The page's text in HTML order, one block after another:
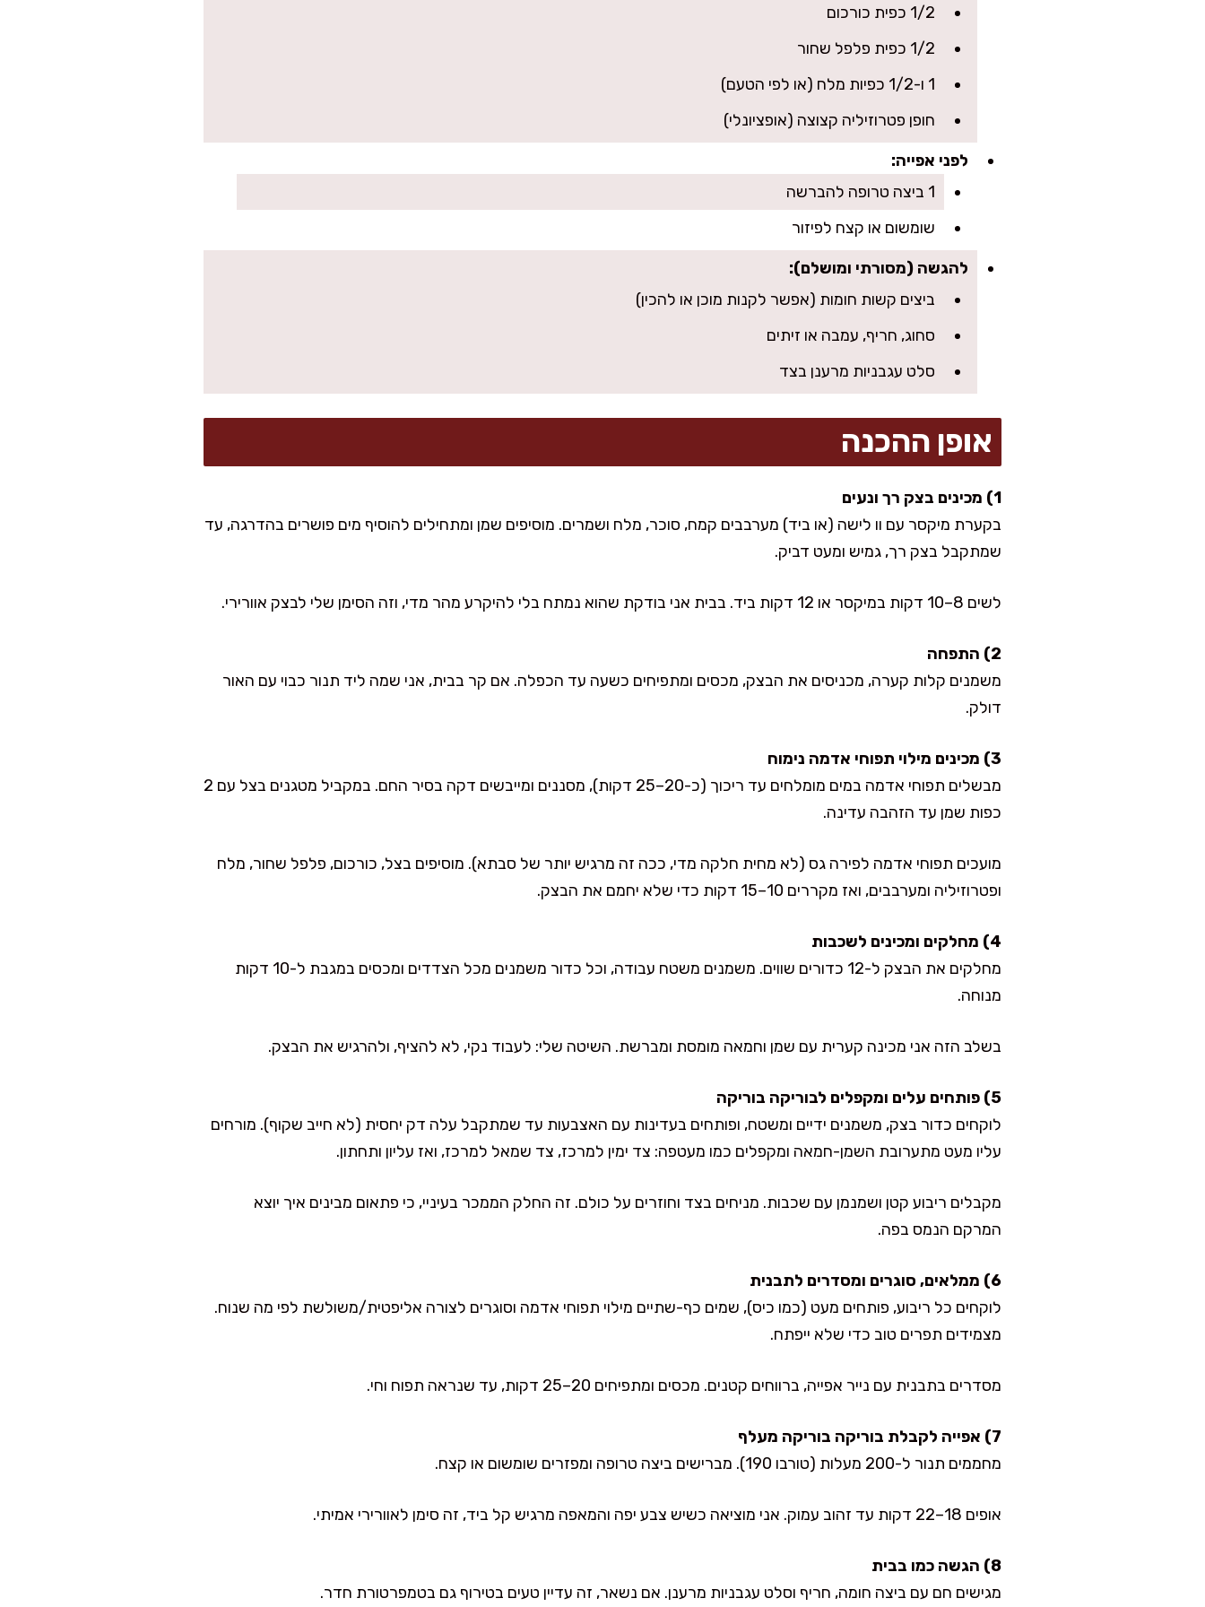
1/2 כפית כורכום
1/2 כפית פלפל שחור
1 ו-1/2 כפיות מלח (או לפי הטעם)
חופן פטרוזיליה קצוצה (אופציונלי)
לפני אפייה:
1 ביצה טרופה להברשה
שומשום או קצח לפיזור
להגשה (מסורתי ומושלם):
ביצים קשות חומות (אפשר לקנות מוכן או להכין)
סחוג, חריף, עמבה או זיתים
סלט עגבניות מרענן בצד
אופן ההכנה
1) מכינים בצק רך ונעים
בקערת מיקסר עם וו לישה (או ביד) מערבבים קמח, סוכר, מלח ושמרים. מוסיפים שמן ומתחילים להוסיף מים פושרים בהדרגה, עד
שמתקבל בצק רך, גמיש ומעט דביק.
לשים 8–10 דקות במיקסר או 12 דקות ביד. בבית אני בודקת שהוא נמתח בלי להיקרע מהר מדי, וזה הסימן שלי לבצק אוורירי.
2) התפחה
משמנים קלות קערה, מכניסים את הבצק, מכסים ומתפיחים כשעה עד הכפלה. אם קר בבית, אני שמה ליד תנור כבוי עם האור
דולק.
3) מכינים מילוי תפוחי אדמה נימוח
מבשלים תפוחי אדמה במים מומלחים עד ריכוך (כ-20–25 דקות), מסננים ומייבשים דקה בסיר החם. במקביל מטגנים בצל עם 2
כפות שמן עד הזהבה עדינה.
מועכים תפוחי אדמה לפירה גס (לא מחית חלקה מדי, ככה זה מרגיש יותר של סבתא). מוסיפים בצל, כורכום, פלפל שחור, מלח
ופטרוזיליה ומערבבים, ואז מקררים 10–15 דקות כדי שלא יחמם את הבצק.
4) מחלקים ומכינים לשכבות
מחלקים את הבצק ל-12 כדורים שווים. משמנים משטח עבודה, וכל כדור משמנים מכל הצדדים ומכסים במגבת ל-10 דקות
מנוחה.
בשלב הזה אני מכינה קערית עם שמן וחמאה מומסת ומברשת. השיטה שלי: לעבוד נקי, לא להציף, ולהרגיש את הבצק.
5) פותחים עלים ומקפלים לבוריקה בוריקה
לוקחים כדור בצק, משמנים ידיים ומשטח, ופותחים בעדינות עם האצבעות עד שמתקבל עלה דק יחסית (לא חייב שקוף). מורחים
עליו מעט מתערובת השמן-חמאה ומקפלים כמו מעטפה: צד ימין למרכז, צד שמאל למרכז, ואז עליון ותחתון.
מקבלים ריבוע קטן ושמנמן עם שכבות. מניחים בצד וחוזרים על כולם. זה החלק הממכר בעיניי, כי פתאום מבינים איך יוצא
המרקם הנמס בפה.
6) ממלאים, סוגרים ומסדרים לתבנית
לוקחים כל ריבוע, פותחים מעט (כמו כיס), שמים כף-שתיים מילוי תפוחי אדמה וסוגרים לצורה אליפטית/משולשת לפי מה שנוח.
מצמידים תפרים טוב כדי שלא ייפתח.
מסדרים בתבנית עם נייר אפייה, ברווחים קטנים. מכסים ומתפיחים 20–25 דקות, עד שנראה תפוח וחי.
7) אפייה לקבלת בוריקה בוריקה מעלף
מחממים תנור ל-200 מעלות (טורבו 190). מברישים ביצה טרופה ומפזרים שומשום או קצח.
אופים 18–22 דקות עד זהוב עמוק. אני מוציאה כשיש צבע יפה והמאפה מרגיש קל ביד, זה סימן לאוורירי אמיתי.
8) הגשה כמו בבית
מגישים חם עם ביצה חומה, חריף וסלט עגבניות מרענן. אם נשאר, זה עדיין טעים בטירוף גם בטמפרטורת חדר.